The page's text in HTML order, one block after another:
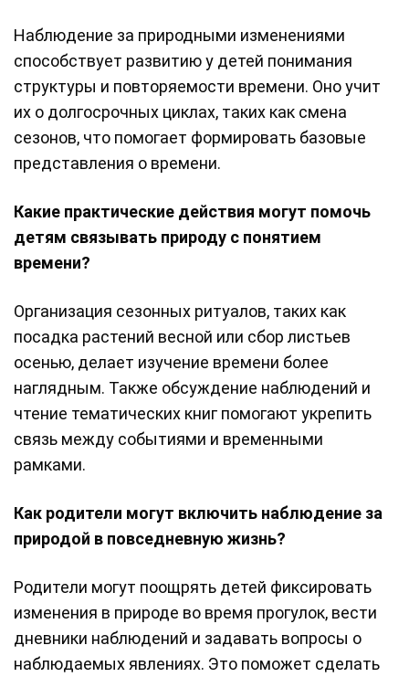
Наблюдение за природными изменениями
способствует развитию у детей понимания
структуры и повторяемости времени. Оно учит
их о долгосрочных циклах, таких как смена
сезонов, что помогает формировать базовые
представления о времени.
Какие практические действия могут помочь
детям связывать природу с понятием
времени?
Организация сезонных ритуалов, таких как
посадка растений весной или сбор листьев
осенью, делает изучение времени более
наглядным. Также обсуждение наблюдений и
чтение тематических книг помогают укрепить
связь между событиями и временными
рамками.
Как родители могут включить наблюдение за
природой в повседневную жизнь?
Родители могут поощрять детей фиксировать
изменения в природе во время прогулок, вести
дневники наблюдений и задавать вопросы о
наблюдаемых явлениях. Это поможет сделать